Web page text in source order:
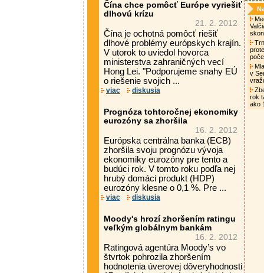
Čína chce pomôcť Európe vyriešiť
dlhovú krízu
21. 2. 2012
Čína je ochotná pomôcť riešiť
dlhové problémy európskych krajín.
V utorok to uviedol hovorca
ministerstva zahraničných vecí
Hong Lei. "Podporujeme snahy EÚ
o riešenie svojich ...
viac diskusia
Prognóza tohtoročnej ekonomiky
eurozóny sa zhoršila
16. 2. 2012
Európska centrálna banka (ECB)
zhoršila svoju prognózu vývoja
ekonomiky eurozóny pre tento a
budúci rok. V tomto roku podľa nej
hrubý domáci produkt (HDP)
eurozóny klesne o 0,1 %. Pre ...
viac diskusia
Moody's hrozí zhoršením ratingu
veľkým globálnym bankám
16. 2. 2012
Ratingová agentúra Moody’s vo
štvrtok pohrozila zhoršením
hodnotenia úverovej dôveryhodnosti
v
rok
ako